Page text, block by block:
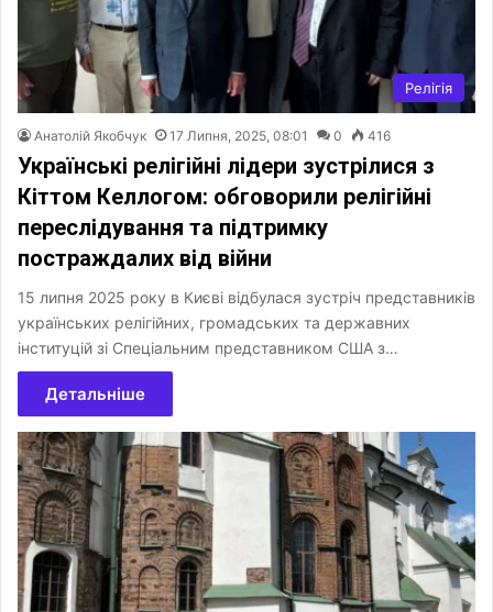
Релігія
Анатолій Якобчук 17 Липня, 2025, 08:01 0 416
Українські релігійні лідери зустрілися з
Кіттом Келлогом: обговорили релігійні
переслідування та підтримку
постраждалих від війни
15 липня 2025 року в Києві відбулася зустріч представників
українських релігійних, громадських та державних
інституцій зі Спеціальним представником США з…
Детальніше